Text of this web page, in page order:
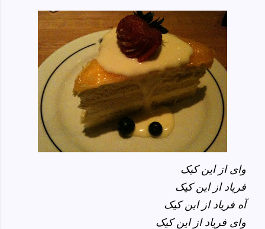
وای از این کیک
فریاد از این کیک
آه فریاد از این کیک
وای فریاد از این کیک